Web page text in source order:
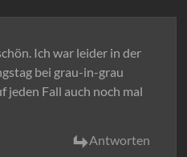
Ich war leider in der
bei grau-in-grau
jeden Fall auch noch mal
Antworten